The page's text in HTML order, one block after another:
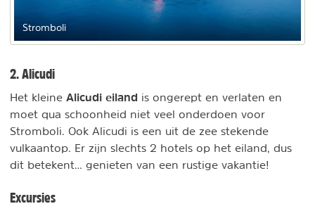
Stromboli
2. Alicudi
Het kleine Alicudi eiland is ongerept en verlaten en
moet qua schoonheid niet veel onderdoen voor
Stromboli. Ook Alicudi is een uit de zee stekende
vulkaantop. Er zijn slechts 2 hotels op het eiland, dus
dit betekent… genieten van een rustige vakantie!
Excursies